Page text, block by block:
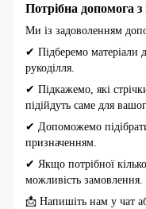
Потрібна допомога
Ми із задоволенням
✔ Підберемо матеріали
рукоділля.
✔ Підкажемо, які
підійдуть саме для
✔ Допоможемо
призначенням.
✔ Якщо потрібної
можливість замовлення.
📩 Напишіть нам у чат